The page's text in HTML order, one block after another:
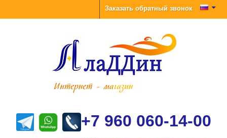
Заказать обратный звонок
+7 960 060-14-00